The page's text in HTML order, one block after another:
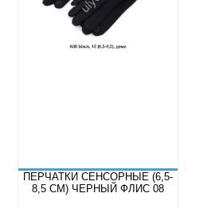
ПЕРЧАТКИ СЕНСОРНЫЕ (6,5-
8,5 СМ) ЧЕРНЫЙ ФЛИС 08